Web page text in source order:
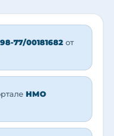
77/00181682 от
НМО